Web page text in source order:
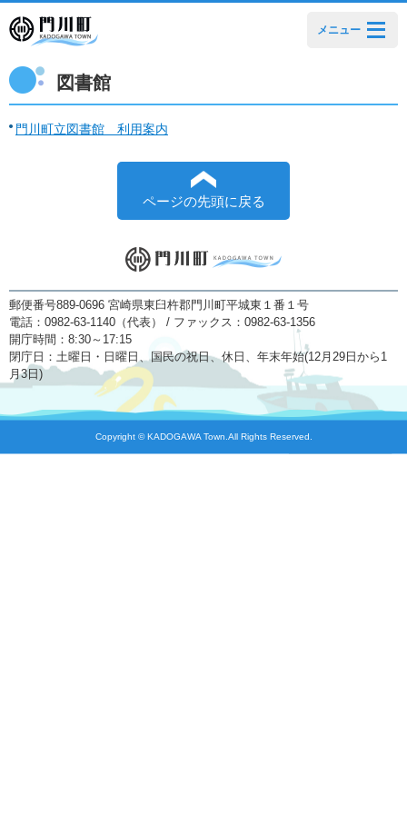
メニュー
図書館
門川町立図書館 利用案内
ページの先頭に戻る
郵便番号889-0696 宮崎県東臼杵郡門川町平城東１番１号
電話：0982-63-1140（代表） / ファックス：0982-63-1356
開庁時間：8:30～17:15
閉庁日：土曜日・日曜日、国民の祝日、休日、年末年始(12月29日から1
月3日)
Copyright © KADOGAWA Town.All Rights Reserved.